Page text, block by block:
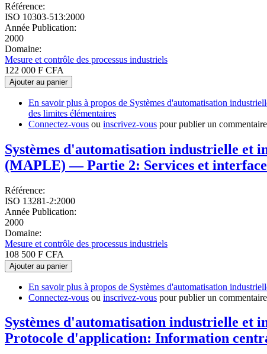
Référence:
ISO 10303-513:2000
Année Publication:
2000
Domaine:
Mesure et contrôle des processus industriels
122 000 F CFA
Ajouter au panier
En savoir plus à propos de Systèmes d'automatisation
des limites élémentaires
Connectez-vous ou inscrivez-vous pour publier un commentaire
Systèmes d'automatisation industrielle
(MAPLE) — Partie 2: Services et
Référence:
ISO 13281-2:2000
Année Publication:
2000
Domaine:
Mesure et contrôle des processus industriels
108 500 F CFA
Ajouter au panier
En savoir plus à propos de Systèmes d'automatisation
Connectez-vous ou inscrivez-vous pour publier un commentaire
Systèmes d'automatisation industrielle et
Protocole d'application: Information